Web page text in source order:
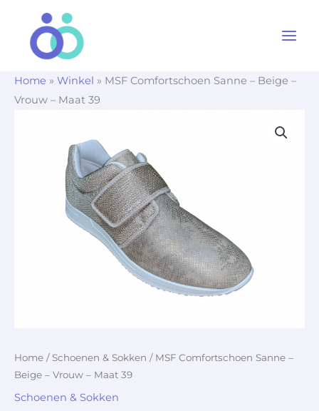
Home » Winkel » MSF Comfortschoen Sanne – Beige –
Vrouw – Maat 39
Home / Schoenen & Sokken / MSF Comfortschoen Sanne –
Beige – Vrouw – Maat 39
Schoenen & Sokken